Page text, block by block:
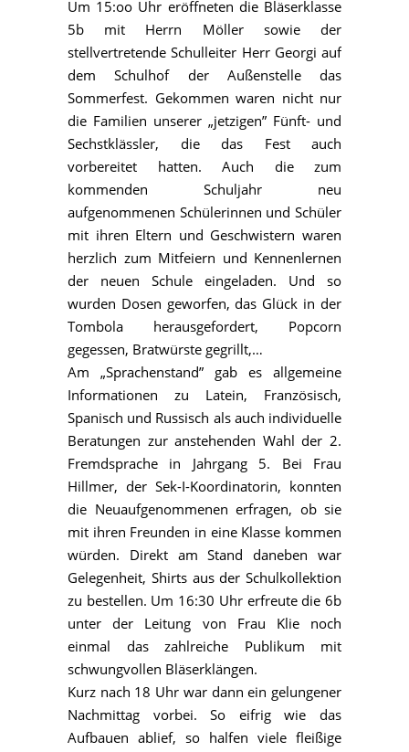
Um 15:oo Uhr eröffneten die Bläserklasse
5b mit Herrn Möller sowie der
stellvertretende Schulleiter Herr Georgi auf
dem Schulhof der Außenstelle das
Sommerfest. Gekommen waren nicht nur
die Familien unserer „jetzigen” Fünft- und
Sechstklässler, die das Fest auch
vorbereitet hatten. Auch die zum
kommenden Schuljahr neu
aufgenommenen Schülerinnen und Schüler
mit ihren Eltern und Geschwistern waren
herzlich zum Mitfeiern und Kennenlernen
der neuen Schule eingeladen. Und so
wurden Dosen geworfen, das Glück in der
Tombola herausgefordert, Popcorn
gegessen, Bratwürste gegrillt,…
Am „Sprachenstand” gab es allgemeine
Informationen zu Latein, Französisch,
Spanisch und Russisch als auch individuelle
Beratungen zur anstehenden Wahl der 2.
Fremdsprache in Jahrgang 5. Bei Frau
Hillmer, der Sek-I-Koordinatorin, konnten
die Neuaufgenommenen erfragen, ob sie
mit ihren Freunden in eine Klasse kommen
würden. Direkt am Stand daneben war
Gelegenheit, Shirts aus der Schulkollektion
zu bestellen. Um 16:30 Uhr erfreute die 6b
unter der Leitung von Frau Klie noch
einmal das zahlreiche Publikum mit
schwungvollen Bläserklängen.
Kurz nach 18 Uhr war dann ein gelungener
Nachmittag vorbei. So eifrig wie das
Aufbauen ablief, so halfen viele fleißige